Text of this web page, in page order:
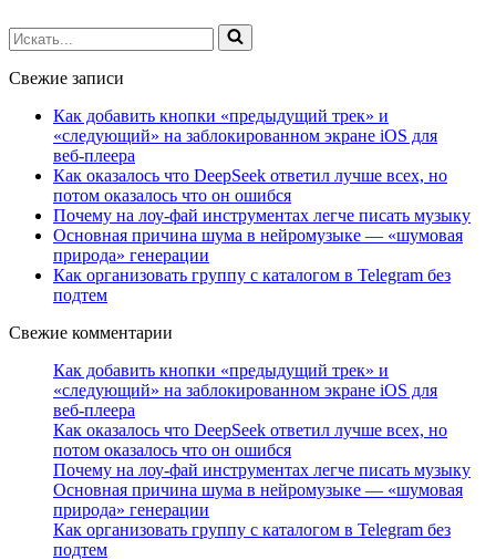
Искать...
Свежие записи
Как добавить кнопки «предыдущий трек» и
«следующий» на заблокированном экране iOS для
веб‑плеера
Как оказалось что DeepSeek ответил лучше всех, но
потом оказалось что он ошибся
Почему на лоу-фай инструментах легче писать музыку
Основная причина шума в нейромузыке — «шумовая
природа» генерации
Как организовать группу с каталогом в Telegram без
подтем
Свежие комментарии
Как добавить кнопки «предыдущий трек» и
«следующий» на заблокированном экране iOS для
веб‑плеера
Как оказалось что DeepSeek ответил лучше всех, но
потом оказалось что он ошибся
Почему на лоу-фай инструментах легче писать музыку
Основная причина шума в нейромузыке — «шумовая
природа» генерации
Как организовать группу с каталогом в Telegram без
подтем